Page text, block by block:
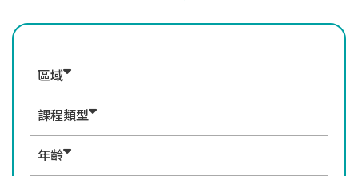
區域
課程類型
年齡